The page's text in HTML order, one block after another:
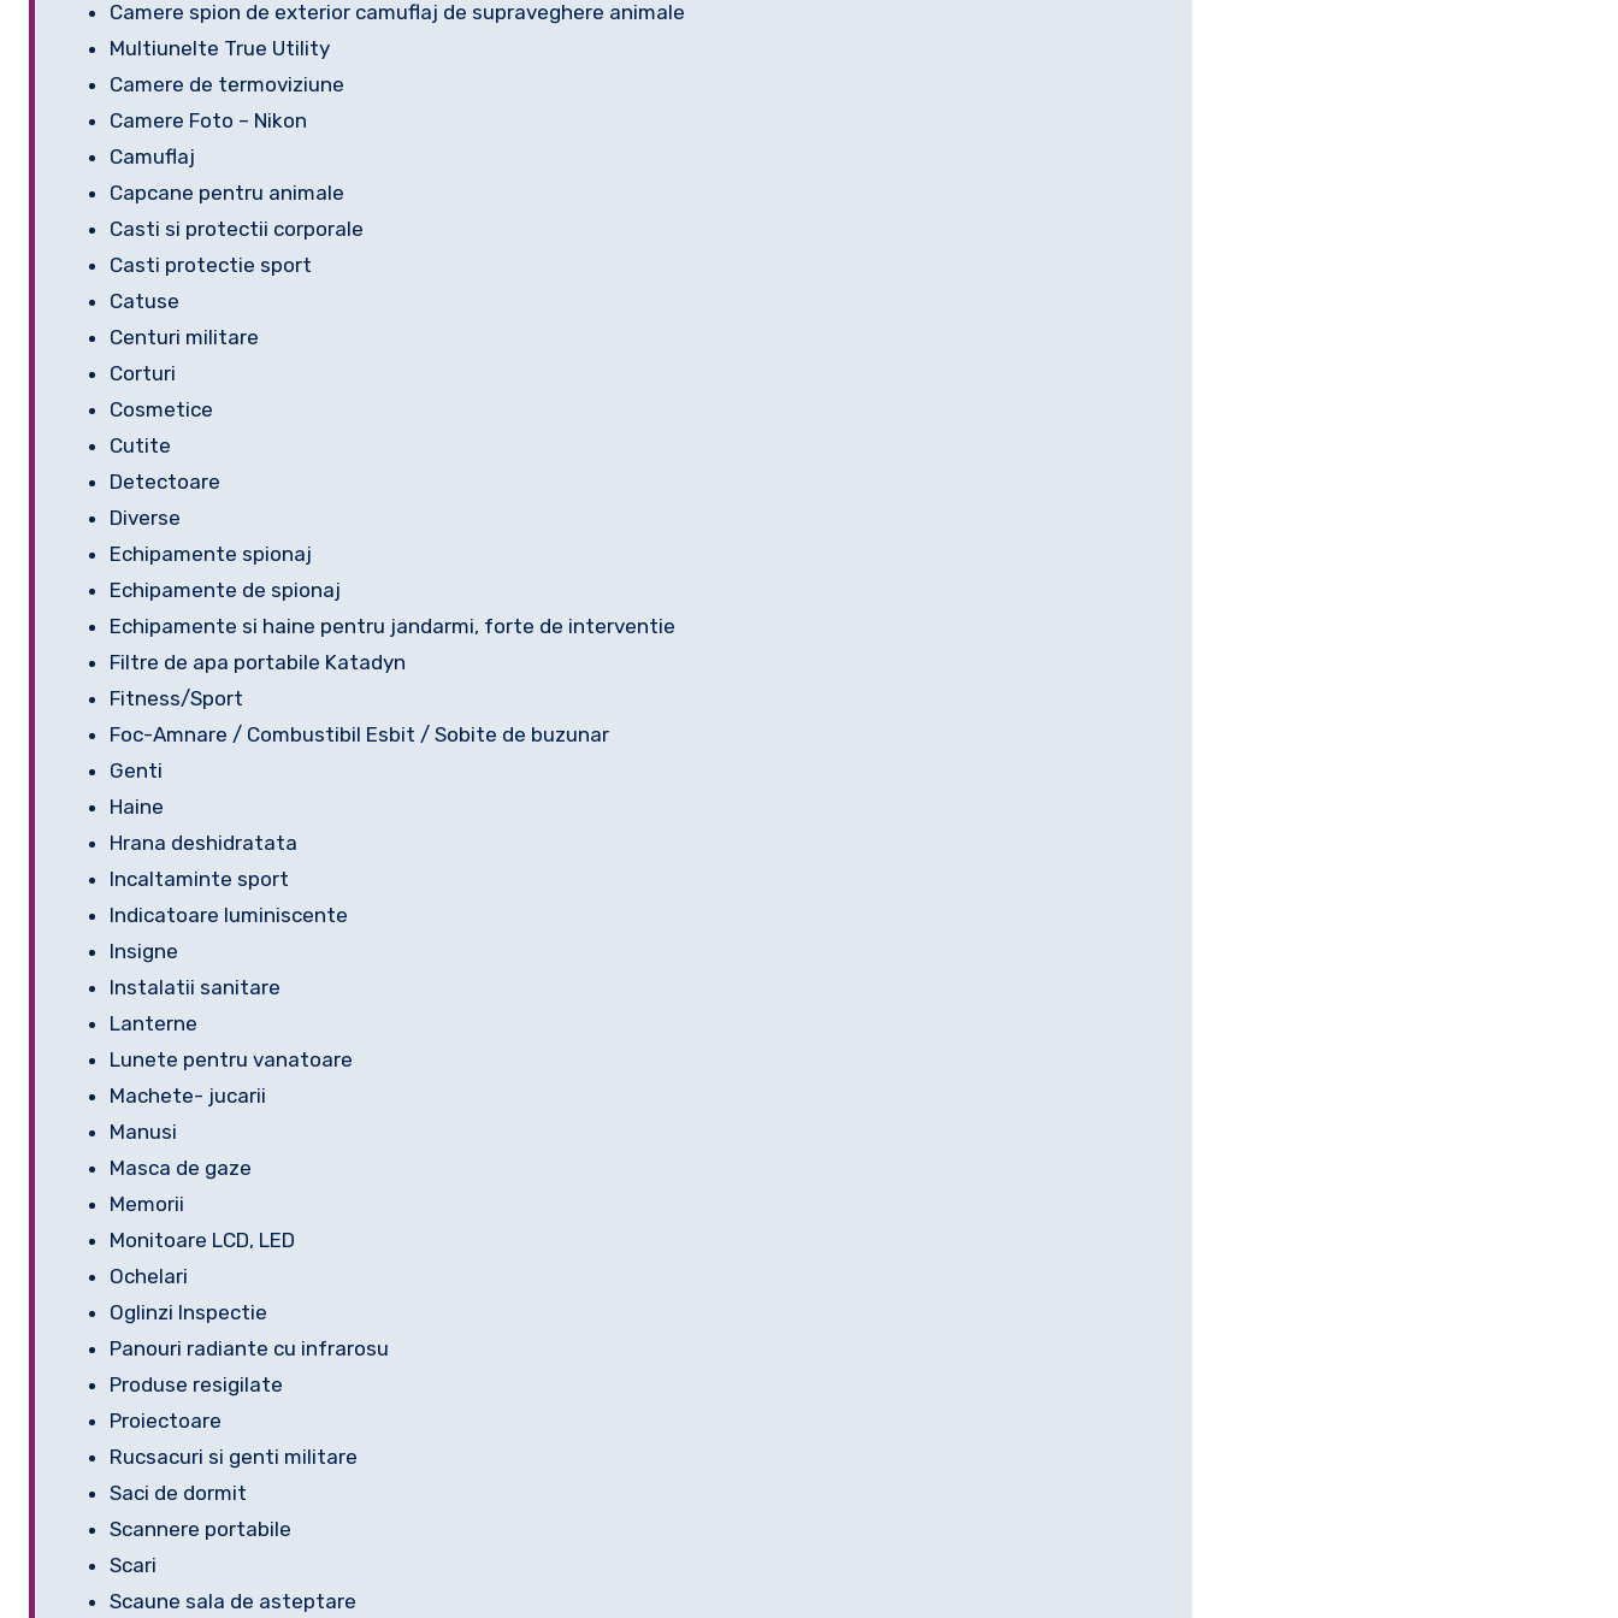
Camere spion de exterior camuflaj de supraveghere animale
Multiunelte True Utility
Camere de termoviziune
Camere Foto – Nikon
Camuflaj
Capcane pentru animale
Casti si protectii corporale
Casti protectie sport
Catuse
Centuri militare
Corturi
Cosmetice
Cutite
Detectoare
Diverse
Echipamente spionaj
Echipamente de spionaj
Echipamente si haine pentru jandarmi, forte de interventie
Filtre de apa portabile Katadyn
Fitness/Sport
Foc-Amnare / Combustibil Esbit / Sobite de buzunar
Genti
Haine
Hrana deshidratata
Incaltaminte sport
Indicatoare luminiscente
Insigne
Instalatii sanitare
Lanterne
Lunete pentru vanatoare
Machete- jucarii
Manusi
Masca de gaze
Memorii
Monitoare LCD, LED
Ochelari
Oglinzi Inspectie
Panouri radiante cu infrarosu
Produse resigilate
Proiectoare
Rucsacuri si genti militare
Saci de dormit
Scannere portabile
Scari
Scaune sala de asteptare